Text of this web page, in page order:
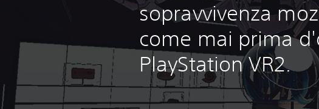
sopravvivenza
come mai prima
PlayStation VR2.